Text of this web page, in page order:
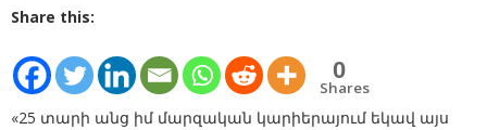
Share this:
0
Shares
«25 տարի անց իմ մարզական կարիերայում եկավ այս